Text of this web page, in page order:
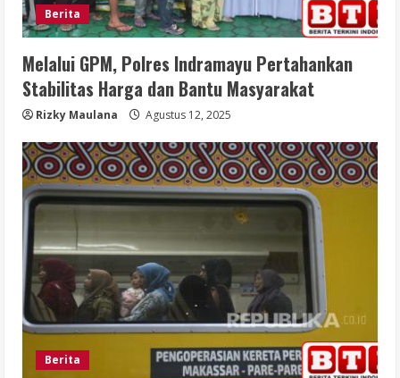
Berita
Melalui GPM, Polres Indramayu Pertahankan
Stabilitas Harga dan Bantu Masyarakat
Rizky Maulana Agustus 12, 2025
Berita